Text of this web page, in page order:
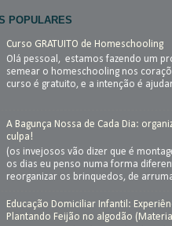
POPULARES
Curso GRATUITO de Homeschooling
Olá pessoal, estamos fazendo um
semear o homeschooling nos
curso é gratuito, e a intenção é
A Bagunça Nossa de Cada Dia:
culpa!
(os invejosos vão dizer que é
os dias eu penso numa forma
reorganizar os brinquedos, de
Educação Domiciliar Infantil:
Plantando Feijão no algodão